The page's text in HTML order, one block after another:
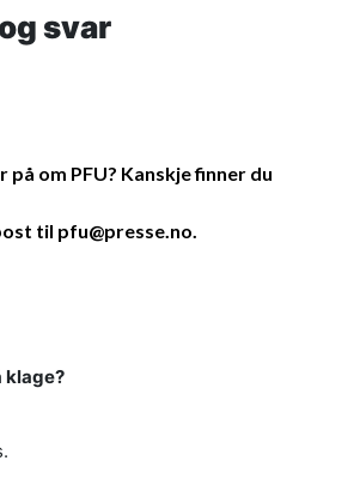
svar
på om PFU? Kanskje finner du
til pfu@presse.no.
klage?